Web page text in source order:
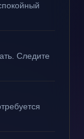
Следите